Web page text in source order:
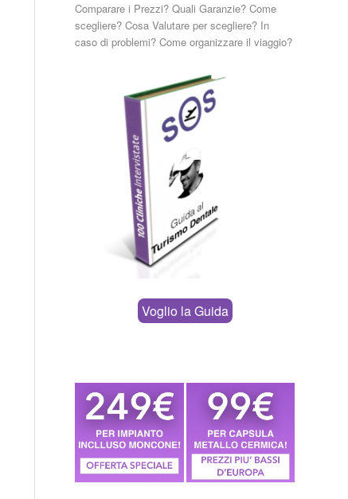
Comparare i Prezzi? Quali Garanzie? Come
scegliere? Cosa Valutare per scegliere? In
caso di problemi? Come organizzare il viaggio?
Voglio la Guida